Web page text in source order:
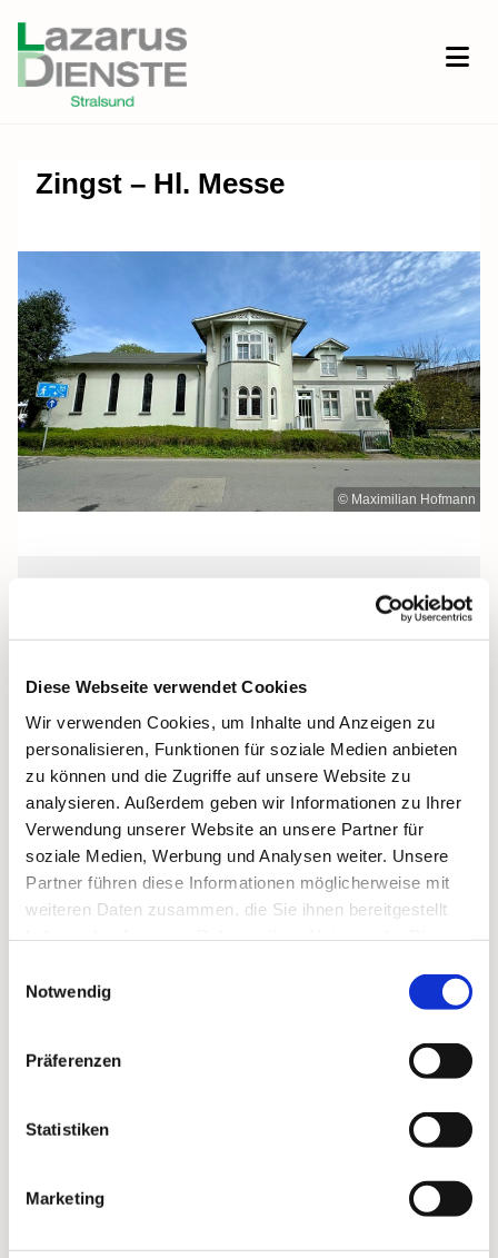
Diese Webseite verwendet Cookies
Wir verwenden Cookies, um Inhalte und Anzeigen zu
personalisieren, Funktionen für soziale Medien anbieten
zu können und die Zugriffe auf unsere Website zu
analysieren. Außerdem geben wir Informationen zu Ihrer
Verwendung unserer Website an unsere Partner für
soziale Medien, Werbung und Analysen weiter. Unsere
Partner führen diese Informationen möglicherweise mit
weiteren Daten zusammen, die Sie ihnen bereitgestellt
Notwendig
Präferenzen
Statistiken
Marketing
Zingst – Hl. Messe
© Maximilian Hofmann
Sonntag, 2. Mai 2027, 10:00 Uhr
St. Michael, Zingst, Strandstraße 40,
18374 Zingst